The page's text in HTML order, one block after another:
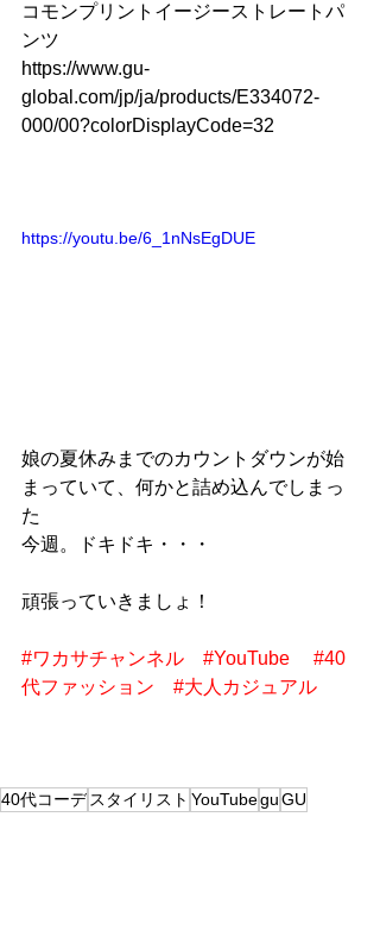
コモンプリントイージーストレートパ
ンツ
https://www.gu-
global.com/jp/ja/products/E334072-
000/00?colorDisplayCode=32
https://youtu.be/6_1nNsEgDUE
娘の夏休みまでのカウントダウンが始
まっていて、何かと詰め込んでしまっ
た
今週。ドキドキ・・・
頑張っていきましょ！
#ワカサチャンネル #YouTube
#40
代ファッション
#大人カジュアル
40代コーデ スタイリスト YouTubeguGU